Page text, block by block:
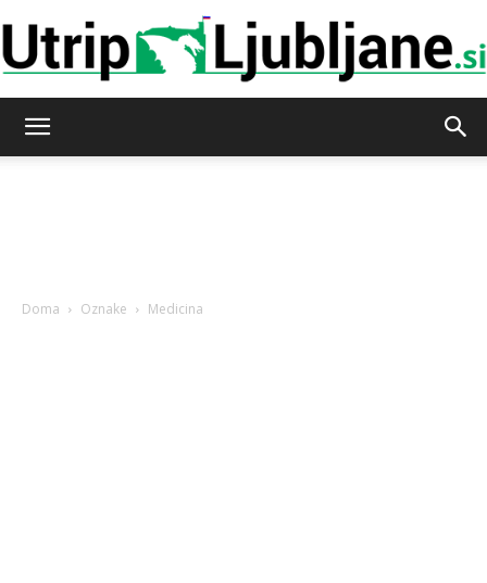
Doma Oznake Medicina